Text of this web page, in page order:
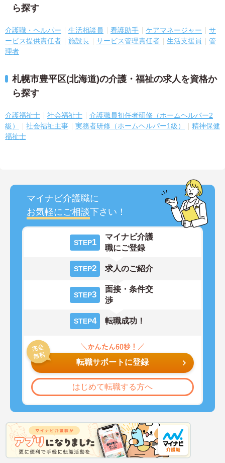
ら探す
介護職・ヘルパー 生活相談員 看護助手 ケアマネージャー
サ
ービス提供責任者
施設長 サービス管理責任者 生活支援員
管
理者
札幌市豊平区(北海道)の介護・福祉の求人を資格か
ら探す
介護福祉士 社会福祉士
介護職員初任者研修（ホームヘルパー2
級）
社会福祉主事 実務者研修（ホームヘルパー1級）
精神保健
福祉士
マイナビ介護職に
お気軽にご相談下さい！
STEP1
マイナビ介護
職にご登録
STEP2 求人のご紹介
STEP3
面接・条件交
渉
STEP4 転職成功！
転職サポートに登録
はじめて転職する方へ